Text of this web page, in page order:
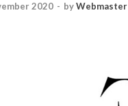
2020 - byWebmaster